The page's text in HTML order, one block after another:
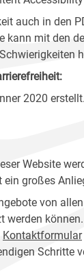
auch in den
kann mit den
2020 erstellt.
Website
großes
von
Kontaktformular
Schritte